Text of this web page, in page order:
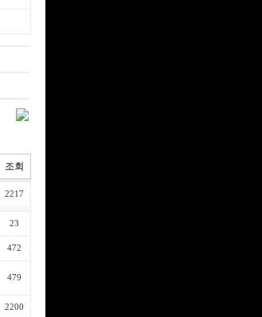
조회
2217
23
472
479
2200